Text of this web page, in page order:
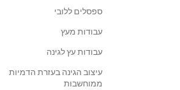
ספסלים ללובי
עבודות מעץ
עבודות עץ לגינה
עיצוב הגינה בעזרת הדמיות
ממוחשבות